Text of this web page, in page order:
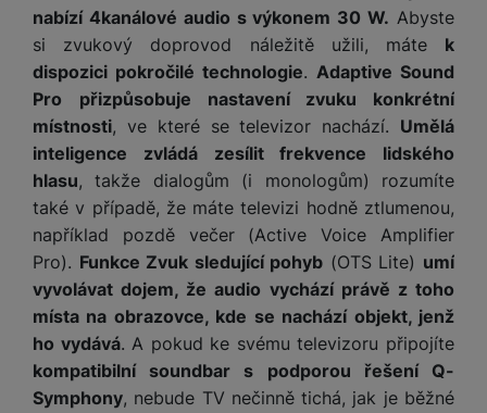
Tyto cookies nám umožňují měření výkonu našeho webu i
našich reklamních kampaní. Jejich pomocí určujeme počet
návštěv a zdroje návštěv našich internetových stránek. Data
získaná pomocí těchto cookies zpracováváme souhrnně a
anonymně, takže nejsme schopni identifikovat konkrétní
uživatele našeho webu.
Marketingové
Marketingové- abychom vás neobtěžovali nevhodnou
reklamou.
Povoleno
Marketingové cookies používáme my nebo naši partneři,
abychom vám mohli zobrazit vhodné obsahy nebo reklamy jak
na našich stránkách, tak na stránkách třetích stran.
nabízí 4kanálové audio s výkonem 30 W. Abyste
si zvukový doprovod náležitě užili, máte k
dispozici pokročilé technologie. Adaptive Sound
Pro
přizpůsobuje nastavení zvuku konkrétní
místnosti, ve které se televizor nachází. Umělá
inteligence zvládá zesílit frekvence lidského
hlasu, takže dialogům (i monologům) rozumíte
také v případě, že máte televizi hodně ztlumenou,
například pozdě večer (Active Voice Amplifier
Pro). Funkce Zvuk sledující pohyb (OTS Lite) umí
vyvolávat dojem, že audio vychází právě z toho
místa na obrazovce, kde se nachází objekt, jenž
ho vydává. A pokud ke svému televizoru připojíte
kompatibilní soundbar s podporou řešení Q-
Symphony, nebude TV nečinně tichá, jak je běžné